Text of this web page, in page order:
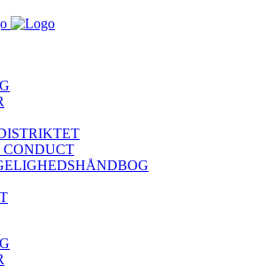
CONDUCT